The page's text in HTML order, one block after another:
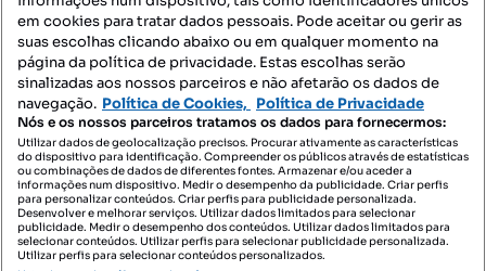
Mapa do Site
Contacte-nos
SIGA-NOS:
DESCARREGAR NA:
em cookies para tratar dados pessoais. Pode aceitar ou gerir as
suas escolhas clicando abaixo ou em qualquer momento na
página da política de privacidade. Estas escolhas serão
sinalizadas aos nossos parceiros e não afetarão os dados de
navegação. Política de Cookies, Política de Privacidade
Nós e os nossos parceiros tratamos os dados para fornecermos:
Utilizar dados de geolocalização precisos. Procurar ativamente as características
do dispositivo para identificação. Compreender os públicos através de estatísticas
ou combinações de dados de diferentes fontes. Armazenar e/ou aceder a
informações num dispositivo. Medir o desempenho da publicidade. Criar perfis
para personalizar conteúdos. Criar perfis para publicidade personalizada.
Desenvolver e melhorar serviços. Utilizar dados limitados para selecionar
publicidade. Medir o desempenho dos conteúdos. Utilizar dados limitados para
selecionar conteúdos. Utilizar perfis para selecionar publicidade personalizada.
Utilizar perfis para selecionar conteúdos personalizados.